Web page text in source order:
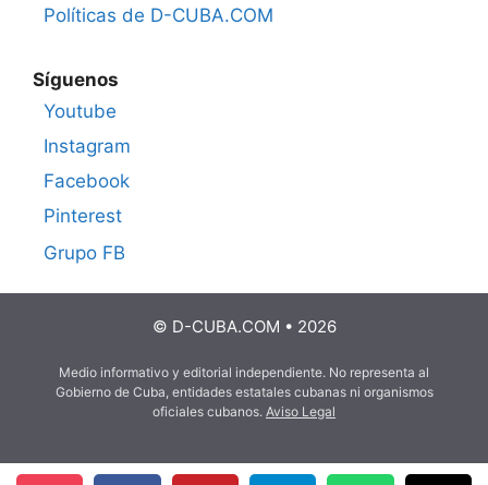
Políticas de D-CUBA.COM
Síguenos
Youtube
Instagram
Facebook
Pinterest
Grupo FB
© D-CUBA.COM • 2026
Medio informativo y editorial independiente. No representa al
Gobierno de Cuba, entidades estatales cubanas ni organismos
oficiales cubanos. Aviso Legal